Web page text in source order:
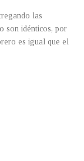
las
son idénticos, por
es igual que el